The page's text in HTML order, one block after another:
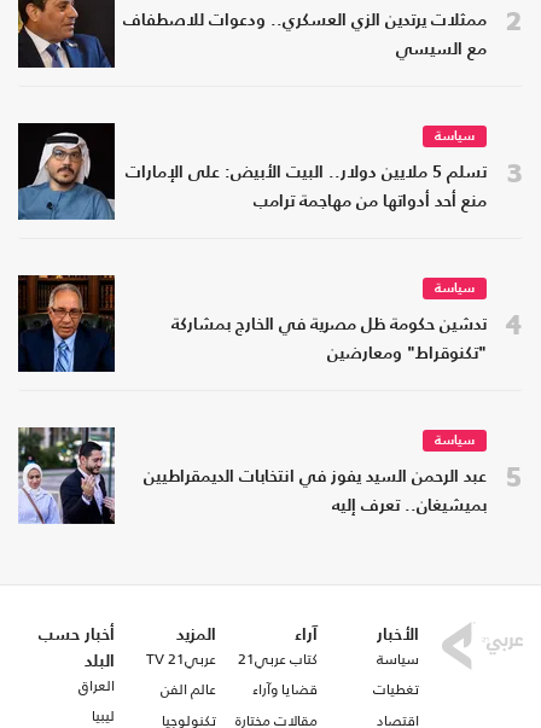
2
ممثلات يرتدين الزي العسكري.. ودعوات للاصطفاف
مع السيسي
3
سياسة
تسلم 5 ملايين دولار.. البيت الأبيض: على الإمارات
منع أحد أدواتها من مهاجمة ترامب
4
سياسة
تدشين حكومة ظل مصرية في الخارج بمشاركة
"تكنوقراط" ومعارضين
5
سياسة
عبد الرحمن السيد يفوز في انتخابات الديمقراطيين
بميشيغان.. تعرف إليه
الأخبار
سياسة
تغطيات
اقتصاد
آراء
كتاب عربي21
قضايا وآراء
مقالات مختارة
المزيد
عربي21 TV
عالم الفن
تكنولوجيا
أخبار حسب
البلد
العراق
ليبيا